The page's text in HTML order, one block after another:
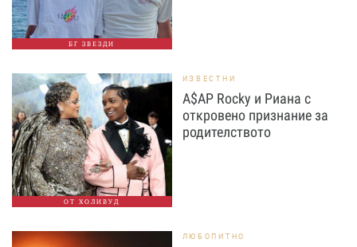
БГ ЗВЕЗДИ
ОТ ХОЛИВУД
ИЗВЕСТНИ
A$AP Rocky и Риана с
откровено признание за
родителството
ЛЮБОПИТНО